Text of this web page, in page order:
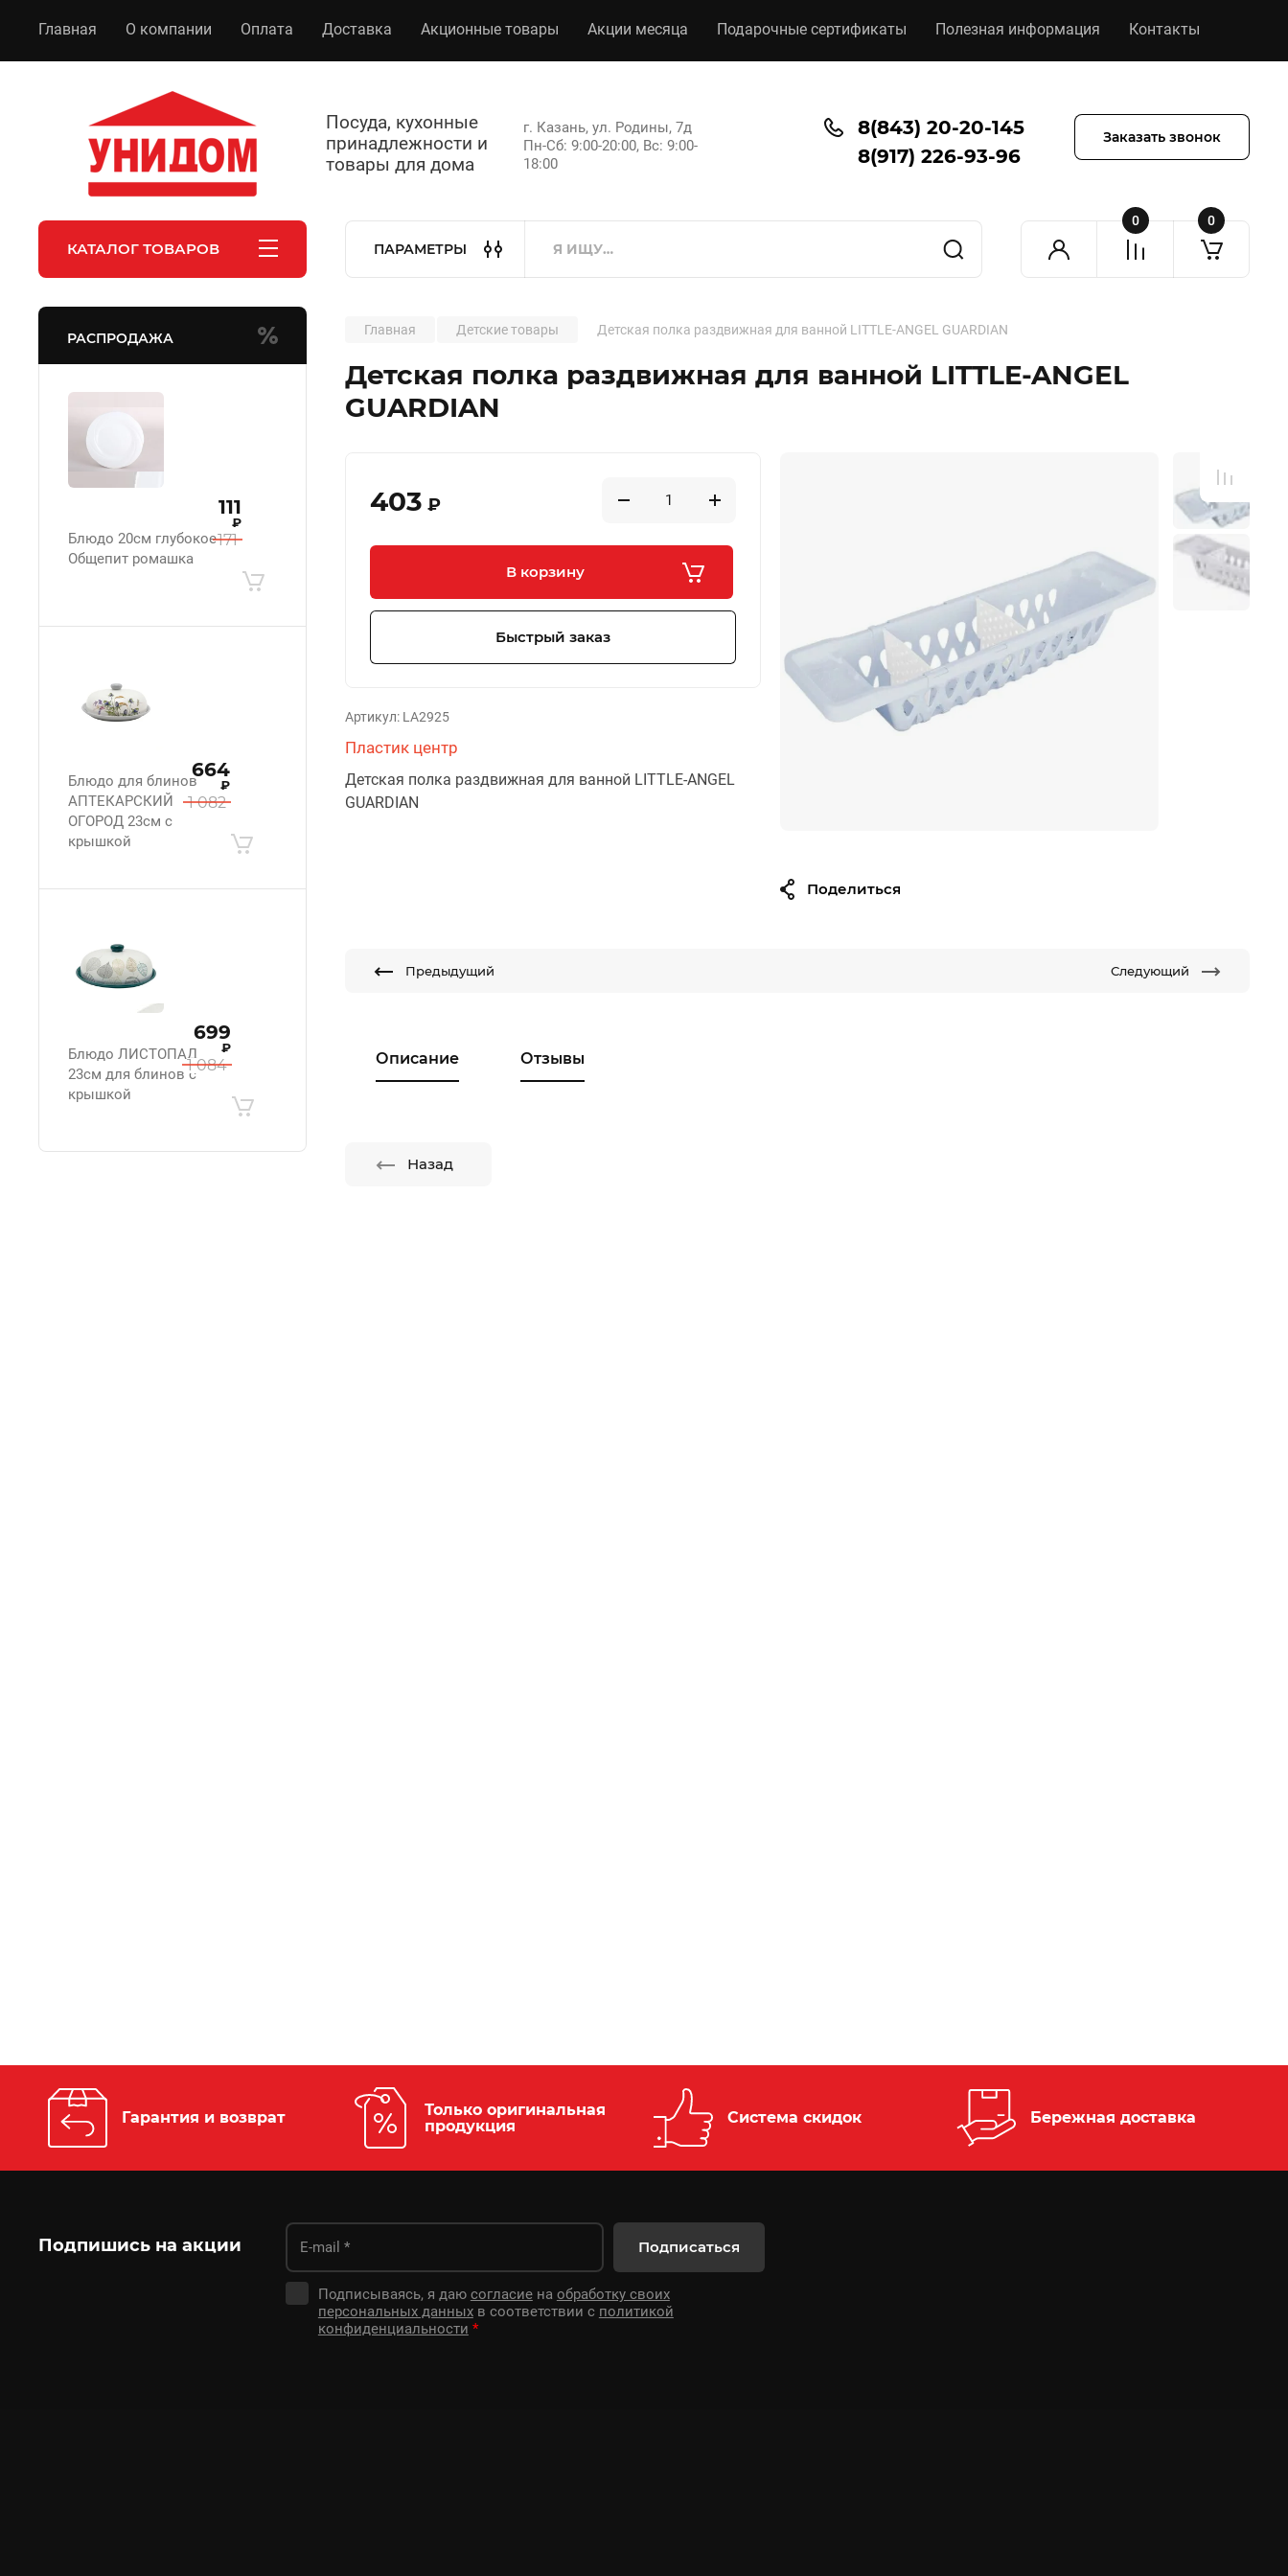
Главная О компании Оплата Доставка Акционные товары Акции месяца Подарочные сертификаты Полезная информация Контакты
Посуда, кухонные
принадлежности и
товары для дома
г. Казань, ул. Родины, 7д
Пн-Сб: 9:00-20:00, Вс: 9:00-
18:00
8(843) 20-20-145
8(917) 226-93-96
Заказать звонок
КАТАЛОГ ТОВАРОВ ПАРАМЕТРЫ
0 0
РАСПРОДАЖА
Блюдо 20см глубокое
Общепит ромашка
171
111
₽
Блюдо для блинов
АПТЕКАРСКИЙ
ОГОРОД 23см с
крышкой
1 082
664
₽
Блюдо ЛИСТОПАД
23см для блинов с
крышкой
1 084
699
₽
Главная Детские товары Детская полка раздвижная для ванной LITTLE-ANGEL GUARDIAN
Детская полка раздвижная для ванной LITTLE-ANGEL
GUARDIAN
403 ₽
В корзину
Быстрый заказ
Артикул: LA2925
Пластик центр
Детская полка раздвижная для ванной LITTLE-ANGEL
GUARDIAN
Поделиться
Предыдущий Следующий
Описание Отзывы
Назад
Гарантия и возврат
Только оригинальная
продукция
Система скидок Бережная доставка
Подпишись на акции
Подписываясь, я даю согласиена обработку своих
персональных данныхв соответствии с политикой
конфиденциальности *
Подписаться